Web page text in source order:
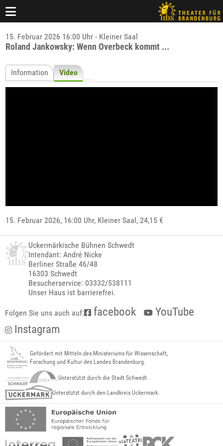
15. Februar 2026 16:00 Uhr - Kleiner Saal
Roland Jankowsky: Wenn Overbeck kommt ...
Information Video
15. Februar 2026, 16:00 Uhr, Kleiner Saal , 24,15 €
Uckermärkische Bühnen Schwedt
Intendant: André Nicke
Berliner Straße 46/48
16303 Schwedt
Besucherservice: 03332/538111
Unser Haus ist barrierefrei.
Folgen Sie uns auch auf: facebook
YouTube
Instagram
Gefördert mit Mitteln des Ministeriums für Wissenschaft,
Forschung und Kultur des Landes Brandenburg.
Unterstützt durch die Stadt Schwedt.
Unterstützt durch den Landkreis Uckermark.